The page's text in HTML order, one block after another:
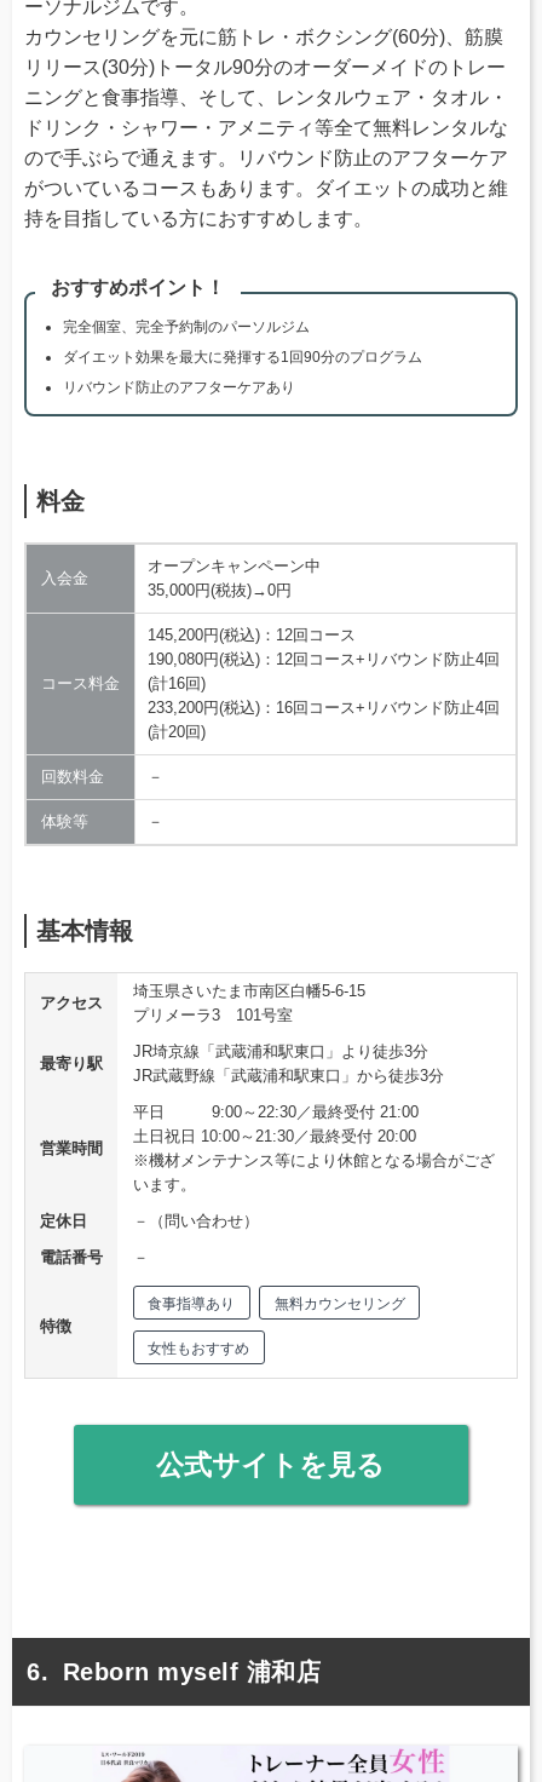
ーソナルジムです。
カウンセリングを元に筋トレ・ボクシング(60分)、筋膜
リリース(30分)トータル90分のオーダーメイドのトレー
ニングと食事指導、そして、レンタルウェア・タオル・
ドリンク・シャワー・アメニティ等全て無料レンタルな
ので手ぶらで通えます。リバウンド防止のアフターケア
がついているコースもあります。ダイエットの成功と維
持を目指している方におすすめします。
おすすめポイント！
完全個室、完全予約制のパーソルジム
ダイエット効果を最大に発揮する1回90分のプログラム
リバウンド防止のアフターケアあり
料金
入会金
オープンキャンペーン中
35,000円(税抜)→0円
コース料金
145,200円(税込)：12回コース
190,080円(税込)：12回コース+リバウンド防止4回
(計16回)
233,200円(税込)：16回コース+リバウンド防止4回
(計20回)
回数料金 －
体験等 －
基本情報
アクセス
埼玉県さいたま市南区白幡5-6-15
プリメーラ3 101号室
最寄り駅
JR埼京線「武蔵浦和駅東口」より徒歩3分
JR武蔵野線「武蔵浦和駅東口」から徒歩3分
営業時間
平日 9:00～22:30／最終受付 21:00
土日祝日 10:00～21:30／最終受付 20:00
※機材メンテナンス等により休館となる場合がござ
います。
定休日
－（問い合わせ）
電話番号
－
特徴
食事指導あり 無料カウンセリング
女性もおすすめ
公式サイトを見る
Reborn myself 浦和店